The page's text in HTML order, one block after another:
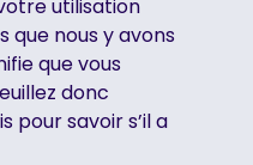
utilisation
que nous y avons
que vous
donc
pour savoir s’il a